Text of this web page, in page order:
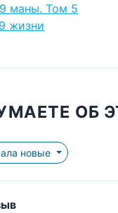
маны. Том 5
жизни
ОБ
Сначала новые